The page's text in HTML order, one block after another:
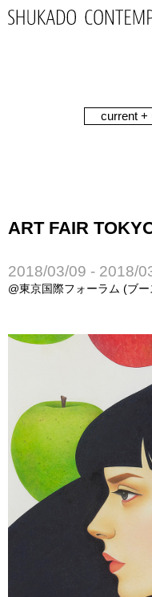
current +
ART FAIR
2018/03/09 - 2018/
@東京国際フォーラム (ブ